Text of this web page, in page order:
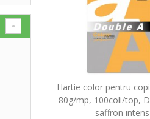
Hartie color pentru
80g/mp, 100coli/top,
- saffron intens